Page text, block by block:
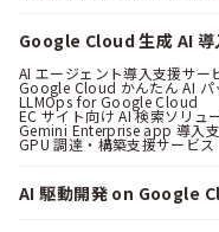
Google Cloud 生成 AI 導
AI エージェント導入支援サー
Google Cloud かんたん AI パ
LLMOps for Google Cloud
EC サイト向け AI 検索ソリュ
Gemini Enterprise app 導入
GPU 調達・構築支援サービス
AI 駆動開発 on Google